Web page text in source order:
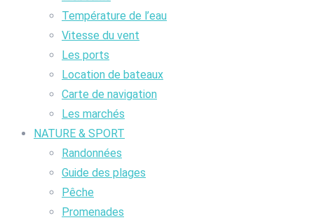
Température de l’eau
Vitesse du vent
Les ports
Location de bateaux
Carte de navigation
Les marchés
NATURE & SPORT
Randonnées
Guide des plages
Pêche
Promenades